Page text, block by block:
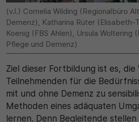
(v.l.) Cornelia Wilding (Regionalbüro
Demenz), Katharina Rüter (Elisabeth-
Koenig (FBS Ahlen), Ursula Woltering
Pflege und Demenz)
Ziel dieser Fortbildung ist es, die
Teilnehmenden für die
mit und ohne Demenz zu
Methoden eines adäquaten
lernen. Denn Begleitende